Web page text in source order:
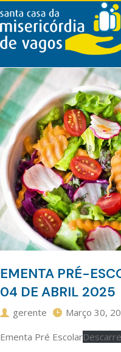
EMENTA PRÉ-
04 DE ABRIL 2025
gerente Março 30,
Ementa Pré Escolar